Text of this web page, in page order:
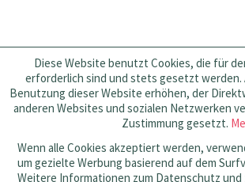
Diese Website benutzt Cookies, die für
erforderlich sind und stets gesetzt werden.
Benutzung dieser Website erhöhen, der
anderen Websites und sozialen Netzwerken
Zustimmung gesetzt.
Wenn alle Cookies akzeptiert werden,
um gezielte Werbung basierend auf dem
Weitere Informationen zum Datenschutz